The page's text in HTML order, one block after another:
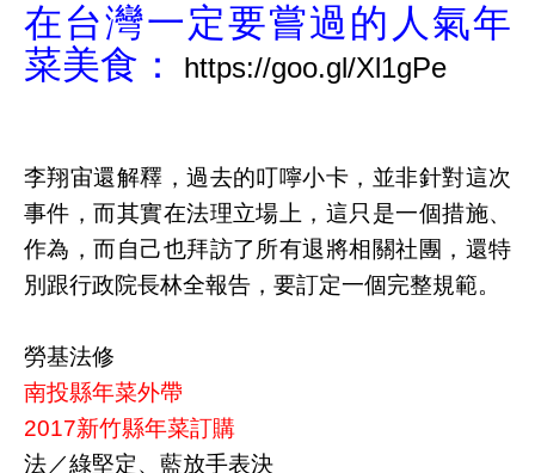
在台灣一定要嘗過的人氣年
菜美食：
李翔宙還解釋，過去的叮嚀小卡，並非針對這次
事件，而其實在法理立場上，這只是一個措施、
作為，而自己也拜訪了所有退將相關社團，還特
別跟行政院長林全報告，要訂定一個完整規範。
勞基法修
南投縣年菜外帶
2017新竹縣年菜訂購
法／綠堅定、藍放手表決